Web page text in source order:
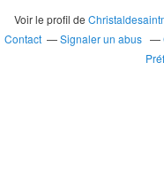
Voir le profil de
Contact
Signaler un abus